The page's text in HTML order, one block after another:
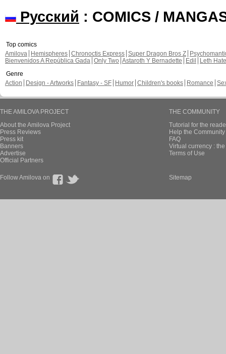
Русский : COMICS /
Top comics
Amilova
Hemispheres Chronoctis Express Super Dragon Bros Z
Bienvenidos A República Gada Only Two Astaroth Y Bernadette Edil
Leth Hate
Genre
Action
Design - Artworks Fantasy - SF Humor Children's books Romance
THE AMILOVA PROJECT
About the Amilova Project
Press Reviews
Press kit
Banners
Advertise
Official Partners
THE COMMUNITY
Tutorial for the
Help the
FAQ
Virtual currency :
Terms of Use
Follow Amilova on Sitemap